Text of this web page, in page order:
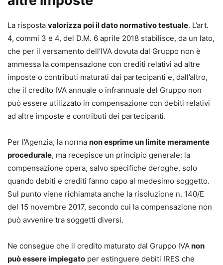
La risposta valorizza poi il dato normativo testuale. L’art.
4, commi 3 e 4, del D.M. 6 aprile 2018 stabilisce, da un lato,
che per il versamento dell’IVA dovuta dal Gruppo non è
ammessa la compensazione con crediti relativi ad altre
imposte o contributi maturati dai partecipanti e, dall’altro,
che il credito IVA annuale o infrannuale del Gruppo non
può essere utilizzato in compensazione con debiti relativi
ad altre imposte e contributi dei partecipanti.
Per l’Agenzia, la norma non esprime un limite meramente
procedurale, ma recepisce un principio generale: la
compensazione opera, salvo specifiche deroghe, solo
quando debiti e crediti fanno capo al medesimo soggetto.
Sul punto viene richiamata anche la risoluzione n. 140/E
del 15 novembre 2017, secondo cui la compensazione non
può avvenire tra soggetti diversi.
Ne consegue che il credito maturato dal Gruppo IVAnon
può essere impiegato per estinguere debiti IRES che